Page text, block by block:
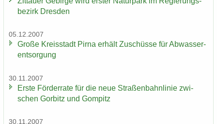
be­zirk Dres­den
05.12.2007
Große Kreis­stadt Pirna er­hält Zu­schüs­se für Ab­was­ser­
ent­sor­gung
30.11.2007
Erste För­der­ra­te für die neue Stra­ßen­bahn­li­nie zwi­
schen Gor­bitz und Gom­pitz
30.11.2007